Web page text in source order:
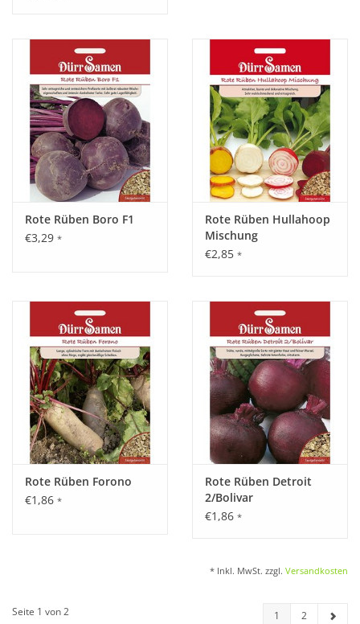
Rote Rüben Boro F1
€3,29 *
Rote Rüben Hullahoop
Mischung
€2,85 *
Rote Rüben Forono
€1,86 *
Rote Rüben Detroit
2/Bolivar
€1,86 *
* Inkl. MwSt. zzgl. Versandkosten
Seite 1 von 2 1 2